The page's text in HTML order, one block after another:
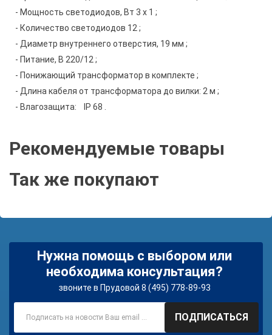
- Мощность светодиодов, Вт 3 х 1 ;
- Количество светодиодов 12 ;
- Диаметр внутреннего отверстия, 19 мм ;
- Питание, В 220/12 ;
- Понижающий трансформатор в комплекте ;
- Длина кабеля от трансформатора до вилки: 2 м ;
- Влагозащита: IP 68 .
Рекомендуемые товары
Так же покупают
Нужна помощь с выбором или
необходима консультация?
звоните в Прудовой 8 (495) 778-89-93
ПОДПИСАТЬСЯ